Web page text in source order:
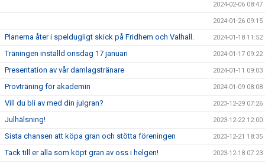
2024-02-06 08:47
2024-01-26 09:15
Planerna åter i speldugligt skick på Fridhem och Valhall. 2024-01-18 11:52
Träningen inställd onsdag 17 januari 2024-01-17 09:22
Presentation av vår damlagstränare 2024-01-11 09:03
Provträning för akademin 2024-01-09 08:08
Vill du bli av med din julgran? 2023-12-29 07:26
Julhälsning! 2023-12-22 12:00
Sista chansen att köpa gran och stötta föreningen 2023-12-21 18:35
Tack till er alla som köpt gran av oss i helgen! 2023-12-18 07:23